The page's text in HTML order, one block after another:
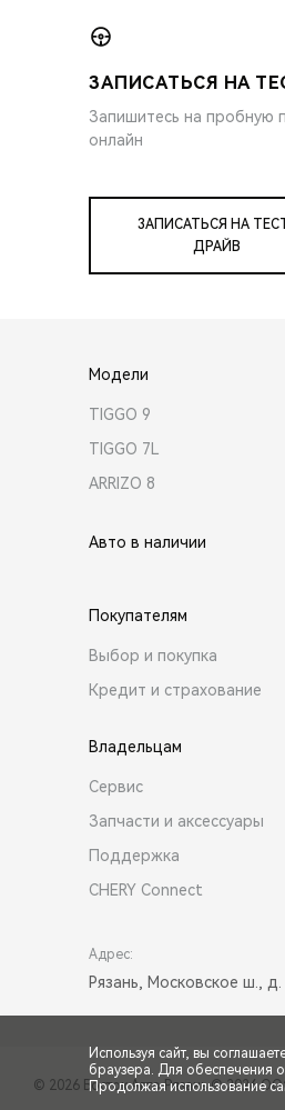
ЗАПИСАТЬСЯ НА
Запишитесь на пробную
онлайн
ЗАПИСАТЬСЯ НА
ДРАЙВ
Модели
TIGGO 9
TIGGO 7L
ARRIZO 8
Авто в наличии
Покупателям
Выбор и покупка
Кредит и страхование
Владельцам
Сервис
Запчасти и аксессуары
Поддержка
CHERY Connect
Адрес:
Рязань, Московское ш., д.
© 2026 Восток Авто Рязань © 2026
Используя сайт, вы
браузера. Для обеспечения
Продолжая использование